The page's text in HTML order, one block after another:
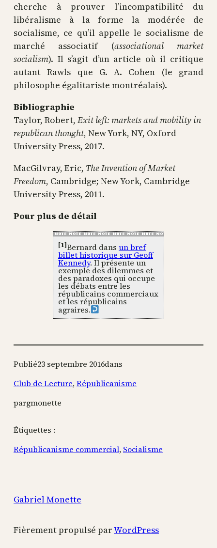
cherche à prouver l’incompatibilité du
libéralisme à la forme la modérée de
socialisme, ce qu’il appelle le socialisme de
marché associatif (associational market
socialism). Il s’agit d’un article où il critique
autant Rawls que G. A. Cohen (le grand
philosophe égalitariste montréalais).
Bibliographie
Taylor, Robert, Exit left: markets and mobility in
republican thought, New York, NY, Oxford
University Press, 2017.
MacGilvray, Eric, The Invention of Market
Freedom, Cambridge; New York, Cambridge
University Press, 2011.
Pour plus de détail
[1]Bernard dans un bref
billet historique sur Geoff
Kennedy. Il présente un
exemple des dilemmes et
des paradoxes qui occupe
les débats entre les
républicains commerciaux
et les républicains
agraires.
Publié23 septembre 2016dans
Club de Lecture, Républicanisme
pargmonette
Étiquettes :
Républicanisme commercial, Socialisme
Gabriel Monette
Fièrement propulsé parWordPress